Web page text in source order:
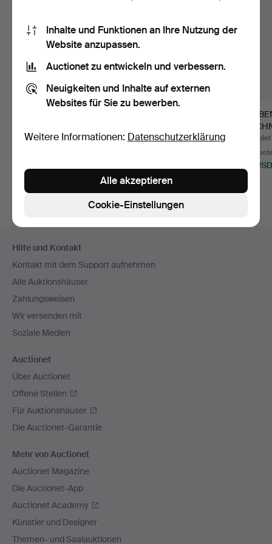
Stück, si…
Beendet 6. Aug 2026
signie…
Beendet 1. Jul 2026
ALY
4
43 USD
Navigation
Hilfe und Kontakt
Kontakt mit dem Support aufnehmen
Alle Auktionshäuser
Zahlungsweisen
Wir versenden mit
Soziale Medien
Auctionet
Über Auctionet
Offene Stellen
Für Auktionshäuser
Die Auctionet-Garantie
Mehr von Auctionet
Auctionet Magazine
Die Auctionet-App
Auctionet Academy
Künstler und Designer
Themen- und Saalauktionen
Inhalte und Funktionen an Ihre Nutzung der
Website anzupassen.
Auctionet zu entwickeln und verbessern.
Neuigkeiten und Inhalte auf externen
Websites für Sie zu bewerben.
Weitere Informationen: Datenschutzerklärung
Cookie-Einstellungen
Alle akzeptieren